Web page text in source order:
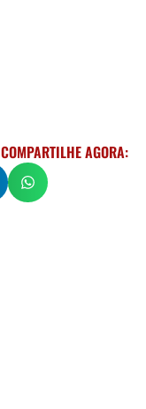
COMPARTILHE AGORA: